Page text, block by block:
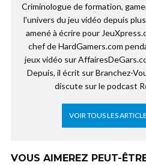
Criminologue de formation,
l'univers du jeu vidéo depuis
amené à écrire pour
chef de HardGamers.com
jeux vidéo sur
Depuis, il écrit sur Branchez-
discute sur le podcast
VOIR TOUS LES
VOUS AIMEREZ PEUT-